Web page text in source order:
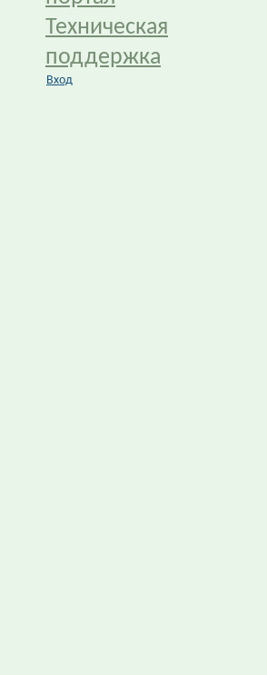
Техническая
поддержка
Вход